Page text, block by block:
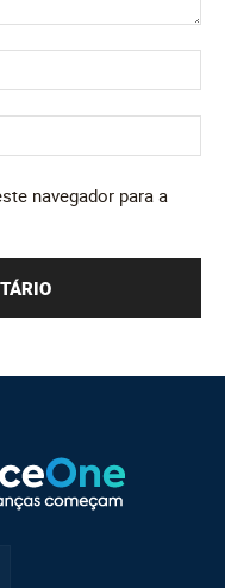
navegador para a